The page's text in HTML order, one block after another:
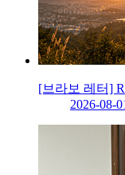
[브라보 레터]
2026-08-